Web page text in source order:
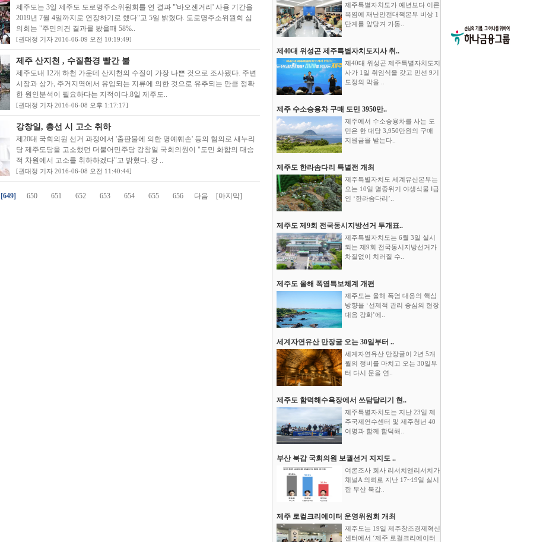
제주도는 3일 제주도 도로명주소위원회를 연 결과 "'바오젠거리' 사용 기간을
2019년 7월 4일까지로 연장하기로 했다"고 5일 밝혔다. 도로명주소위원회 심
의회는 "주민의견 결과를 봤을때 58%..
[권대정 기자 2016-06-09 오전 10:19:49]
제주 산지천 , 수질환경 빨간 불
제주도내 12개 하천 가운데 산지천의 수질이 가장 나쁜 것으로 조사됐다. 주변
시장과 상가, 주거지역에서 유입되는 지류에 의한 것으로 유추되는 만큼 정확
한 원인분석이 필요하다는 지적이다.8일 제주도..
[권대정 기자 2016-06-08 오후 1:17:17]
강창일, 총선 시 고소 취하
제20대 국회의원 선거 과정에서 '출판물에 의한 명예훼손' 등의 혐의로 새누리
당 제주도당을 고소했던 더불어민주당 강창일 국회의원이 "도민 화합의 대승
적 차원에서 고소를 취하하겠다"고 밝혔다. 강 ..
[권대정 기자 2016-06-08 오전 11:40:44]
[649] 650 651 652 653 654 655 656 다음 [마지막]
제주특별자치도가 예년보다 이른
폭염에 재난안전대책본부 비상 1
단계를 앞당겨 가동..
제40대 위성곤 제주특별자치도지사 취..
제40대 위성곤 제주특별자치도지
사가 1일 취임식을 갖고 민선 9기
도정의 막을 ..
제주 수소승용차 구매 도민 3950만..
제주에서 수소승용차를 사는 도
민은 한 대당 3,950만원의 구매
지원금을 받는다..
제주도 한라솜다리 특별전 개최
제주특별자치도 세계유산본부는
오는 10일 멸종위기 야생식물 Ⅰ급
인 ‘한라솜다리’..
제주도 제9회 전국동시지방선거 투개표..
제주특별자치도는 6월 3일 실시
되는 제9회 전국동시지방선거가
차질없이 치러질 수..
제주도 올해 폭염특보체계 개편
제주도는 올해 폭염 대응의 핵심
방향을 ‘선제적 관리 중심의 현장
대응 강화’에..
세계자연유산 만장굴 오는 30일부터 ..
세계자연유산 만장굴이 2년 5개
월의 정비를 마치고 오는 30일부
터 다시 문을 연..
제주도 함덕해수욕장에서 쓰담달리기 현..
제주특별자치도는 지난 23일 제
주국제연수센터 및 제주청년 40
여명과 함께 함덕해..
부산 북갑 국회의원 보궐선거 지지도 ..
여론조사 회사 리서치앤리서치가
채널A 의뢰로 지난 17~19일 실시
한 부산 북갑..
제주 로컬크리에이터 운영위원회 개최
제주도는 19일 제주창조경제혁신
센터에서 ‘제주 로컬크리에이터